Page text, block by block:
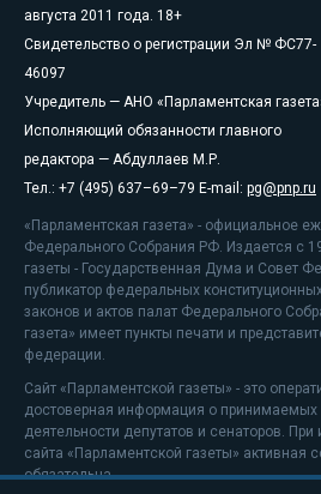
августа 2011 года. 18+
Свидетельство о регистрации Эл № ФС77-
46097
Учредитель — АНО «Парламентская
Исполняющий обязанности главного
редактора — Абдуллаев М.Р.
Тел.: +7 (495) 637–69–79 E-mail: pg@pnp.ru
«Парламентская газета» - официальное
Федерального Собрания РФ. Издается с
газеты - Государственная Дума и Совет
публикатор федеральных
законов и актов палат Федерального
газета» имеет пункты печати и
федерации.
Сайт «Парламентской газеты» - это
достоверная информация о принимаемых
деятельности депутатов и сенаторов.
сайта «Парламентской газеты» активная
обязательна.